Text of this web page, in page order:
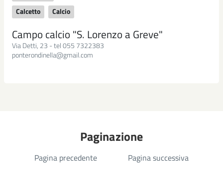
Calcetto
Calcio
Campo calcio "S. Lorenzo a Greve"
Via Detti, 23 - tel 055 7322383
ponterondinella@gmail.com
Paginazione
Pagina precedente Pagina successiva